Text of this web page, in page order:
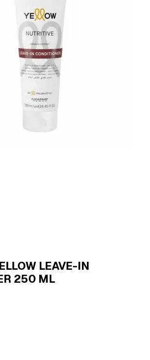
LEAVE-IN
250 ML